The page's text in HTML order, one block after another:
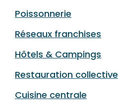
Poissonnerie
Réseaux franchises
Hôtels & Campings
Restauration collective
Cuisine centrale